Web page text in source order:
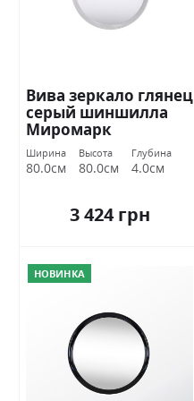
Вива зеркало глянец
серый шиншилла
Миромарк
Ширина
80.0см
Высота
80.0см
Глубина
4.0см
3 424 грн
НОВИНКА